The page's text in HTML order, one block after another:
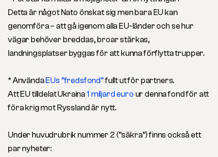
Detta är något Nato önskat sig men bara EU kan
genomföra – att gå igenom alla EU-länder och se hur
vägar behöver breddas, broar stärkas,
landningsplatser byggas för att kunna förflytta trupper.
* AnvändaEUs ”fredsfond”fullt ut för partners.
Att EU tilldelat Ukraina1 miljard euro ur denna fond för att
föra krig mot Ryssland är nytt.
Under huvudrubrik nummer 2 (”säkra”) finns också ett
par nyheter: